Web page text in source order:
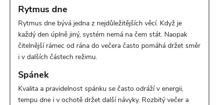
Rytmus dne
Rytmus dne bývá jedna z nejdůležitějších věcí. Když je
každý den úplně jiný, systém nemá na čem stát. Naopak
čitelnější rámec od rána do večera často pomáhá držet směr
i v dalších částech režimu.
Spánek
Kvalita a pravidelnost spánku se často odráží v energii,
tempu dne i v ochotě držet další návyky. Rozbitý večer a